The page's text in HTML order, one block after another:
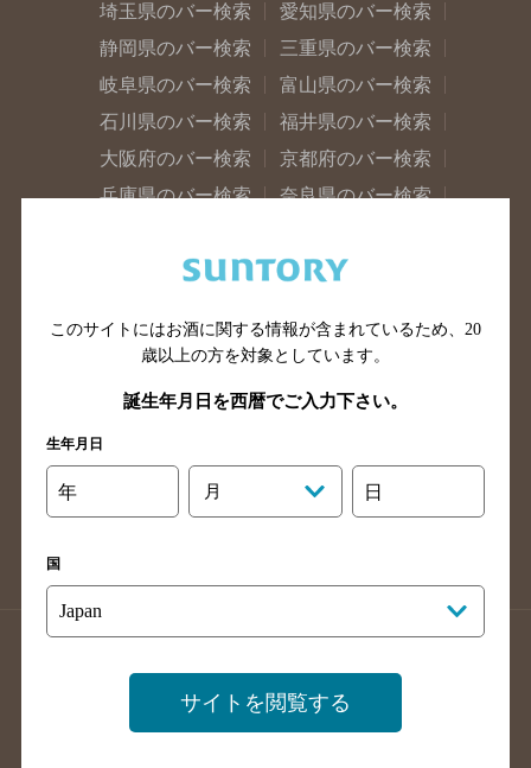
埼玉県のバー検索
愛知県のバー検索
静岡県のバー検索
三重県のバー検索
岐阜県のバー検索
富山県のバー検索
石川県のバー検索
福井県のバー検索
大阪府のバー検索
京都府のバー検索
兵庫県のバー検索
奈良県のバー検索
広島県のバー検索
岡山県のバー検索
島根県のバー検索
徳島県のバー検索
高知県のバー検索
福岡県のバー検索
長崎県のバー検索
大分県のバー検索
熊本県のバー検索
掲載店舗様ログイン
このサイトにはお酒に関する情報が含まれているため、 20
歳以上の方を対象としています。
誕生年月日を西暦でご入力下さい。
生年月日
年 月 日
国
サイトを閲覧する